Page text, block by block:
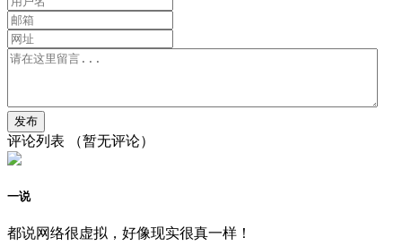
评论列表 （暂无评论）
一说
都说网络很虚拟，好像现实很真一样！